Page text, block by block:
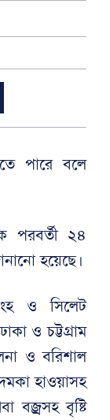
পারে বলে
পরবর্তী ২৪
হয়েছে।
ও সিলেট
ও চট্টগ্রাম
ও বরিশাল
হাওয়াসহ
বজ্রসহ বৃষ্টি